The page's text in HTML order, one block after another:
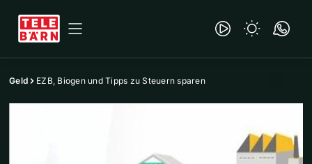
Geld EZB, Biogen und Tipps zu Steuern sparen